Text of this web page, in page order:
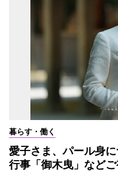
暮らす・働く
愛子さま、パール身
行事「御木曳」など